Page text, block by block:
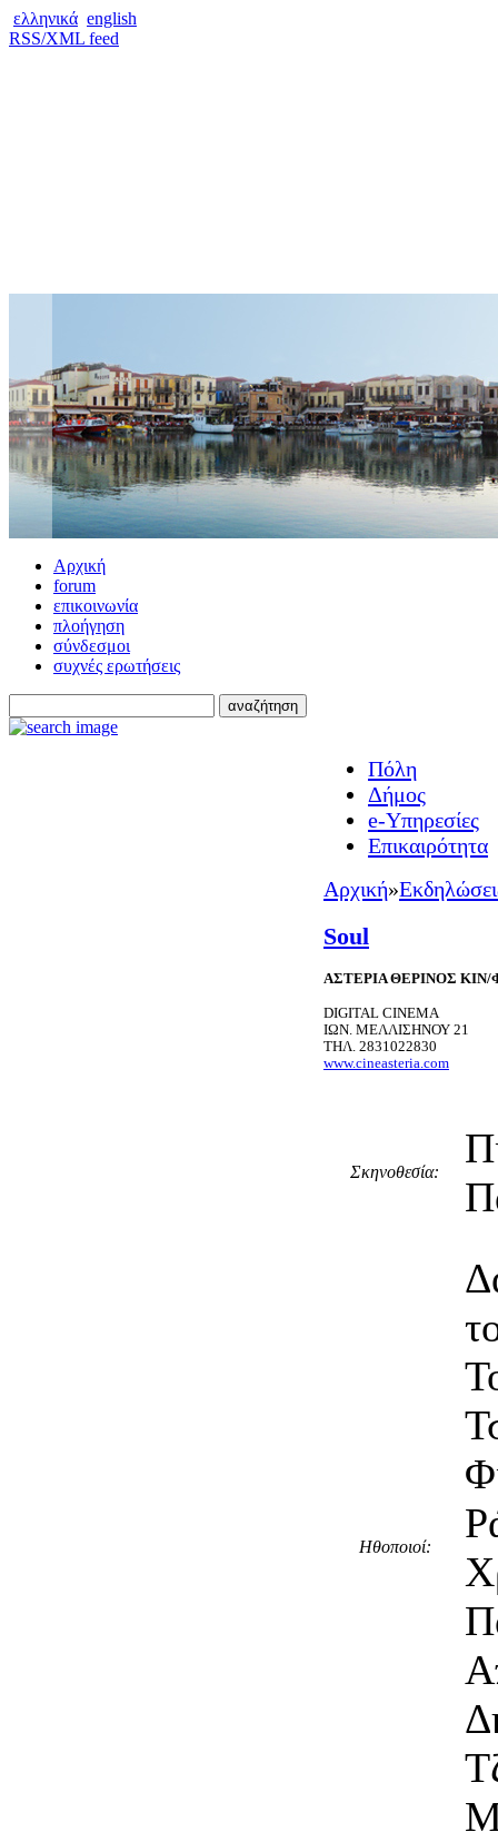
ελληνικά english
RSS/XML feed
Αρχική
forum
επικοινωνία
πλοήγηση
σύνδεσμοι
συχνές ερωτήσεις
Πόλη
Δήμος
e-Υπηρεσίες
Επικαιρότητα
Αρχική»
Soul
ΑΣΤΕΡΙΑ ΘΕΡΙΝΟΣ
DIGITAL CINEMA
ΙΩΝ. ΜΕΛΛΙΣΗΝΟΥ 21
ΤΗΛ. 2831022830
www.cineasteria.com
Σκηνοθεσία:
Ηθοποιοί: